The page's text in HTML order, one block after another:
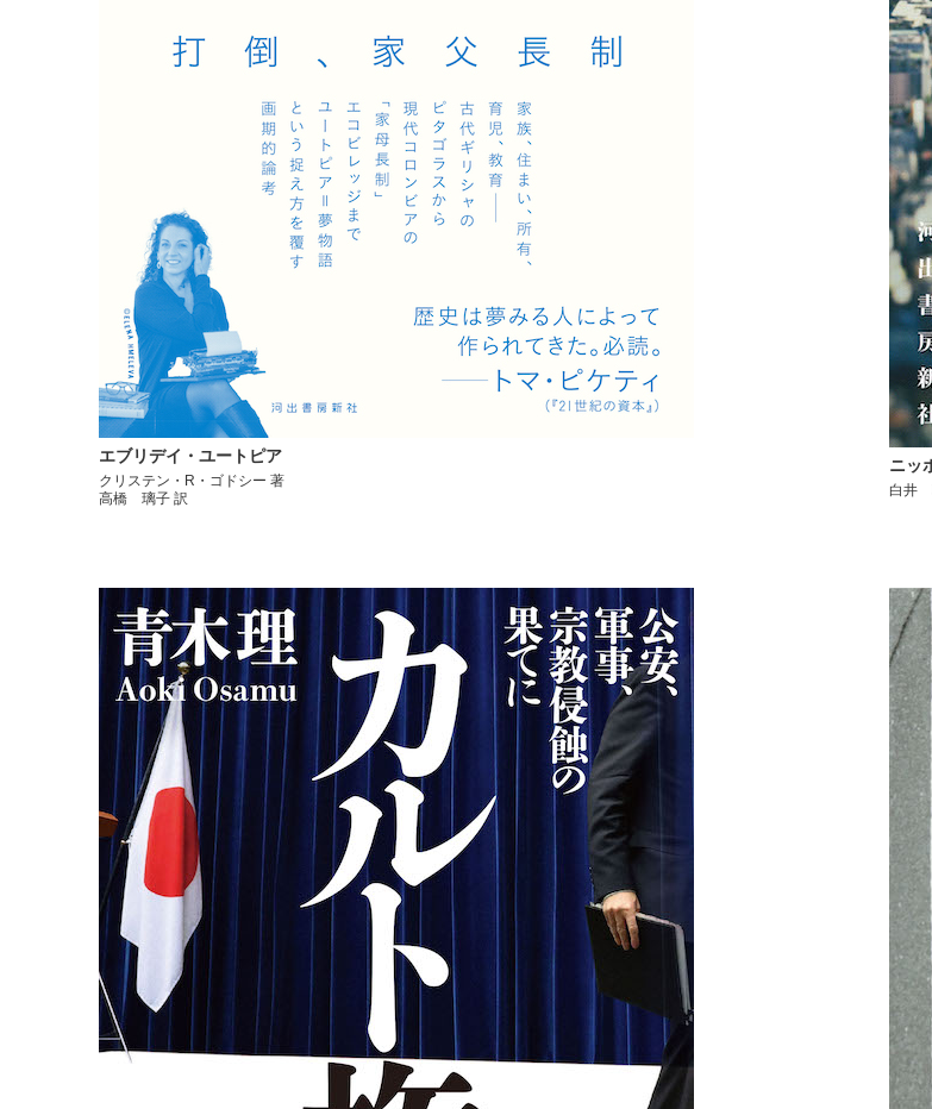
エブリデイ・ユートピア
クリステン・R・ゴドシー 著
高橋 璃子 訳
ニッ
白井